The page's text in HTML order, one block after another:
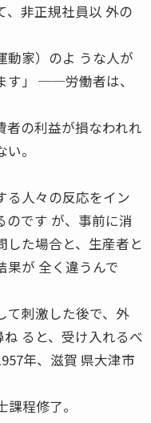
、非正規社員以 外の
動家）のよ うな人が
す」 ──労働者は、
者の利益が損なわれれ
。
る人々の反応をイン
のです が、事前に消
した場合と、生産者と
果が 全く違うんで
て刺激した後で、外
ると、受け入れるべ
年、滋賀 県大津市
程修了。